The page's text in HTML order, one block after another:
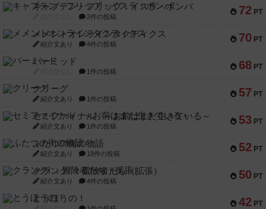
72 PT
キャプテン・フリップ：イスラ・ボンバ
2件の投稿
70 PT
メメントオンラインタクティクス
紹介文あり 4件の投稿
68 PT
パーミッド
1件の投稿
57 PT
クリーグ
紹介文あり 1件の投稿
53 PT
セミファイナル ～お前はまだ生きている～
紹介文あり 1件の投稿
52 PT
ふたつの街の物語
紹介文あり 18件の投稿
50 PT
クランク! ：冒険者たち（拡張）
紹介文あり 4件の投稿
42 PT
とうほうの！